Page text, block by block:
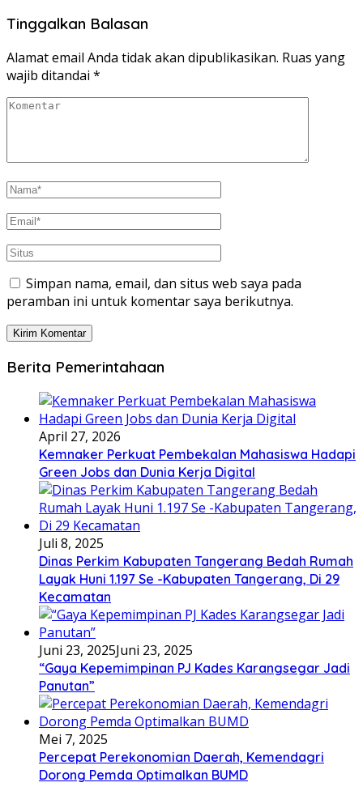
Tinggalkan Balasan
Alamat email Anda tidak akan dipublikasikan. Ruas yang
wajib ditandai *
Simpan nama, email, dan situs web saya pada
peramban ini untuk komentar saya berikutnya.
Berita Pemerintahaan
April 27, 2026
Kemnaker Perkuat Pembekalan Mahasiswa Hadapi
Green Jobs dan Dunia Kerja Digital
Juli 8, 2025
Dinas Perkim Kabupaten Tangerang Bedah Rumah
Layak Huni 1.197 Se -Kabupaten Tangerang, Di 29
Kecamatan
Juni 23, 2025Juni 23, 2025
“Gaya Kepemimpinan PJ Kades Karangsegar Jadi
Panutan”
Mei 7, 2025
Percepat Perekonomian Daerah, Kemendagri
Dorong Pemda Optimalkan BUMD